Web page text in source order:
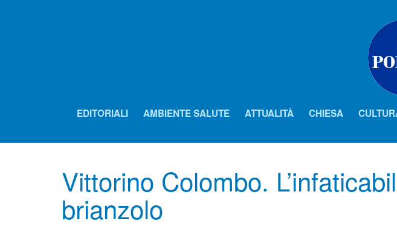
EDITORIALI AMBIENTE SALUTE ATTUALITÀ CHIESA
Vittorino Colombo.
brianzolo